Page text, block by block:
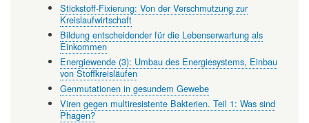
Stickstoff-Fixierung: Von der Verschmutzung zur
Kreislaufwirtschaft
Bildung entscheidender für die Lebenserwartung als
Einkommen
Energiewende (3): Umbau des Energiesystems, Einbau
von Stoffkreisläufen
Genmutationen in gesundem Gewebe
Viren gegen multiresistente Bakterien. Teil 1: Was sind
Phagen?